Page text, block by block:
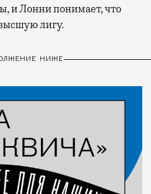
и Лонни понимает, что
лигу.
НИЖЕ